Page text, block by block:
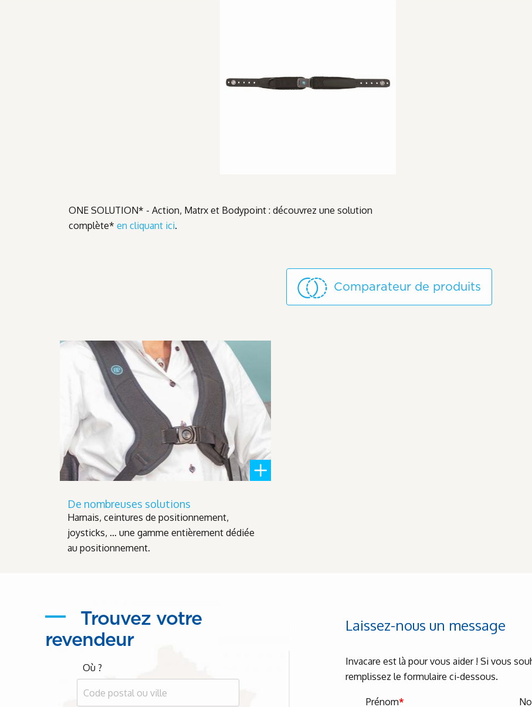
ONE SOLUTION* - Action, Matrx et Bodypoint : découvrez une solution
complète* en cliquant ici.
Comparateur de produits
De nombreuses solutions
Harnais, ceintures de positionnement,
joysticks, … une gamme entièrement dédiée
au positionnement.
Trouvez votre
revendeur
Où ?
Laissez-nous un message
Invacare est là pour vous aider ! Si vous
remplissez le formulaire ci-dessous.
Prénom*